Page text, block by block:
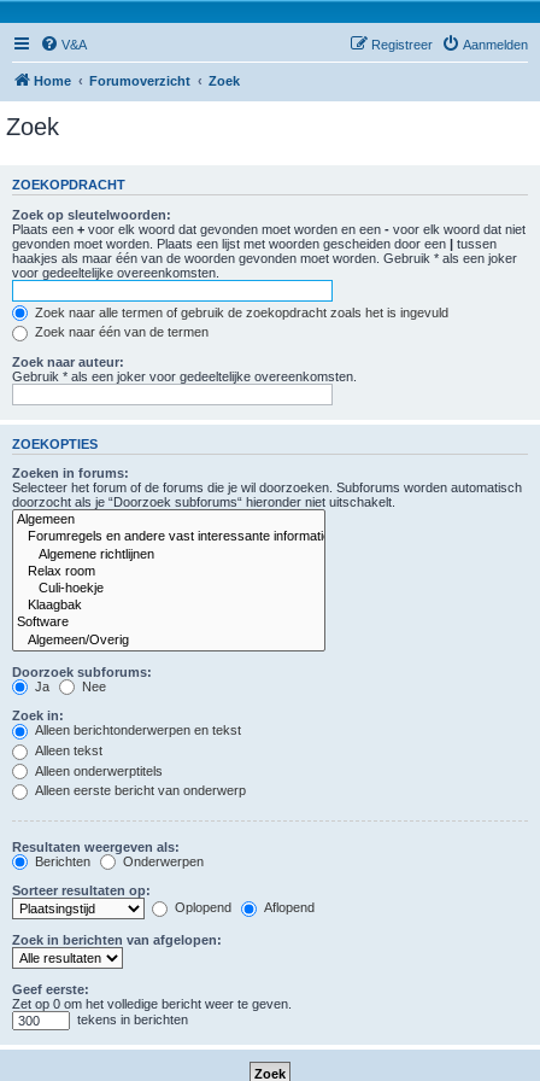
V&A Aanmelden
Registreer
Home Forumoverzicht Zoek
Zoek
ZOEKOPDRACHT
Zoek op sleutelwoorden:
Plaats een + voor elk woord dat gevonden moet worden en een - voor elk woord dat niet
gevonden moet worden. Plaats een lijst met woorden gescheiden door een | tussen
haakjes als maar één van de woorden gevonden moet worden. Gebruik * als een joker
voor gedeeltelijke overeenkomsten.
Zoek naar alle termen of gebruik de zoekopdracht zoals het is ingevuld
Zoek naar één van de termen
Zoek naar auteur:
Gebruik * als een joker voor gedeeltelijke overeenkomsten.
ZOEKOPTIES
Zoeken in forums:
Selecteer het forum of de forums die je wil doorzoeken. Subforums worden automatisch
doorzocht als je “Doorzoek subforums“ hieronder niet uitschakelt.
Doorzoek subforums:
Ja
Nee
Zoek in:
Alleen berichtonderwerpen en tekst
Alleen tekst
Alleen onderwerptitels
Alleen eerste bericht van onderwerp
Resultaten weergeven als:
Berichten
Onderwerpen
Sorteer resultaten op:
Oplopend
Aflopend
Zoek in berichten van afgelopen:
Geef eerste:
Zet op 0 om het volledige bericht weer te geven.
tekens in berichten